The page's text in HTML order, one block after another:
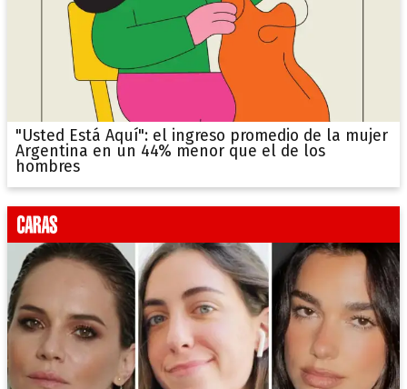
"Usted Está Aquí": el ingreso promedio de la mujer
Argentina en un 44% menor que el de los
hombres